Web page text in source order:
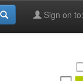
Sign on to: